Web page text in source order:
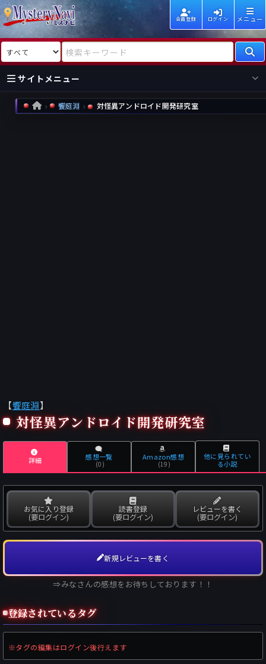
会員登録 ログイン メニュー
検索対象 検索キーワード
サイトメニュー
国内
海外
新着
HOME 饗庭淵 対怪異アンドロイド開発研究室
【饗庭淵】
対怪異アンドロイド開発研究室
詳細 感想一覧
(0)
Amazon感想
(19)
他に見られてい
る小説
お気に入り登録
(要ログイン)
読書登録
(要ログイン)
レビューを書く
(要ログイン)
新規レビューを書く
⇒みなさんの感想をお待ちしております！！
登録されているタグ
※タグの編集はログイン後行えます